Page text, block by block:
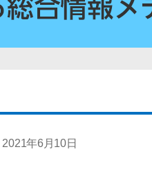
2021年6月10日